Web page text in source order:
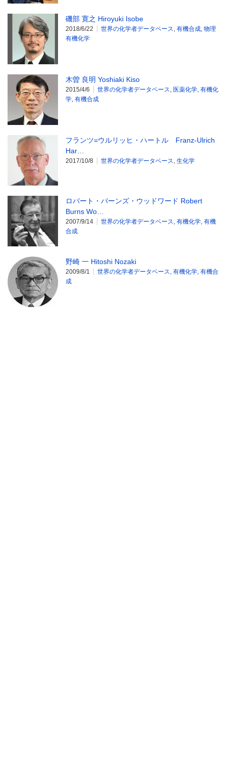
磯部 寛之 Hiroyuki Isobe
2018/6/22 世界の化学者データベース 有機合成 物理
有機化学
木曽 良明 Yoshiaki Kiso
2015/4/6 世界の化学者データベース 医薬化学 有機化
学 有機合成
フランツ=ウルリッヒ・ハートル Franz-Ulrich
Har…
2017/10/8 世界の化学者データベース 生化学
ロバート・バーンズ・ウッドワード Robert
Burns Wo…
2007/9/14 世界の化学者データベース 有機化学 有機
合成
野崎 一 Hitoshi Nozaki
2009/8/1 世界の化学者データベース 有機化学 有機合
成